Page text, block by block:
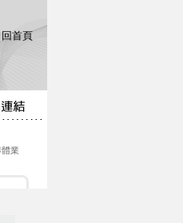
回首頁
業